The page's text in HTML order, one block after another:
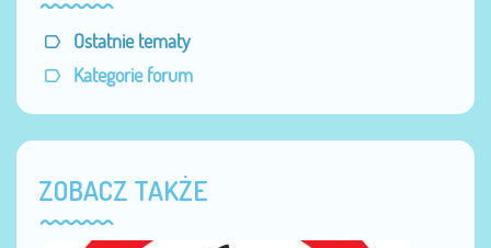
Ostatnie tematy
Kategorie forum
ZOBACZ TAKŻE